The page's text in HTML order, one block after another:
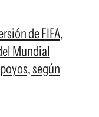
de FIFA,
Mundial
según